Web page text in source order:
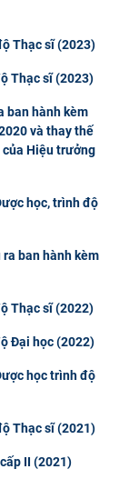
Thạc sĩ (2023)
Thạc sĩ (2023)
ban hành kèm
và thay thế
Hiệu trưởng
học, trình độ
ban hành kèm
Thạc sĩ (2022)
Đại học (2022)
học trình độ
Thạc sĩ (2021)
II (2021)